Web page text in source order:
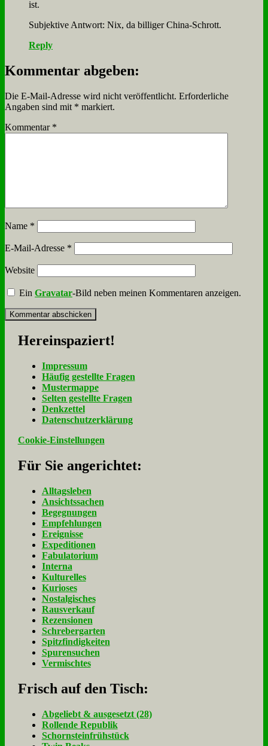
ist.
Sub­jek­ti­ve Ant­wort: Nix, da bil­li­ger Chi­na-Schrott.
Reply
Kommentar abgeben:
Die E-Mail-Adresse wird nicht veröffentlicht. Erforderliche
Angaben sind mit * markiert.
Kommentar *
Name *
E-Mail-Adresse *
Website
EinGravatar-Bild neben meinen Kommentaren anzeigen.
Her­ein­spa­ziert!
Im­pres­sum
Häu­fig ge­stell­te Fra­gen
Mu­ster­map­pe
Sel­ten ge­stell­te Fra­gen
Denk­zet­tel
Da­ten­schutz­er­klä­rung
Cookie-Einstellungen
Für Sie an­ge­rich­tet:
Alltagsleben
Ansichtssachen
Begegnungen
Empfehlungen
Ereignisse
Expeditionen
Fabulatorium
Interna
Kulturelles
Kurioses
Nostalgisches
Rausverkauf
Rezensionen
Schrebergarten
Spitzfindigkeiten
Spurensuchen
Vermischtes
Frisch auf den Tisch:
Ab­ge­liebt & aus­ge­setzt (28)
Rol­len­de Re­pu­blik
Schorn­stein­früh­stück